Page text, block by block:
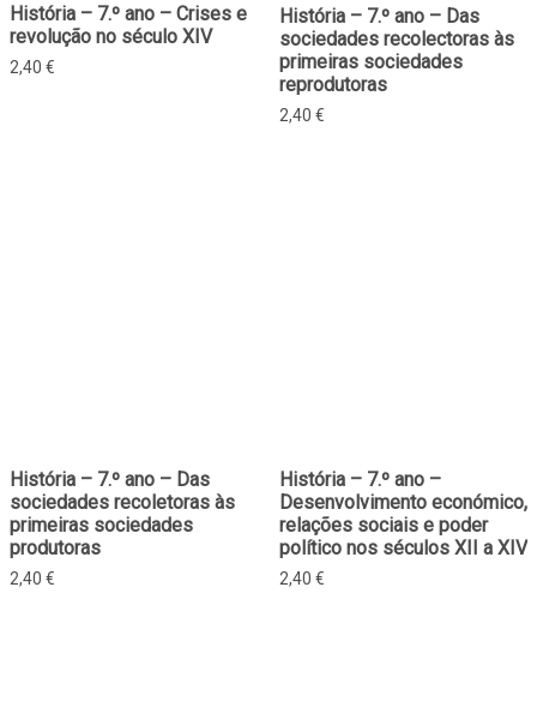
História – 7.º ano – Crises e
revolução no século XIV
2,40 €
História – 7.º ano – Das
sociedades recolectoras às
primeiras sociedades
reprodutoras
2,40 €
História – 7.º ano – Das
sociedades recoletoras às
primeiras sociedades
produtoras
2,40 €
História – 7.º ano –
Desenvolvimento económico,
relações sociais e poder
político nos séculos XII a XIV
2,40 €